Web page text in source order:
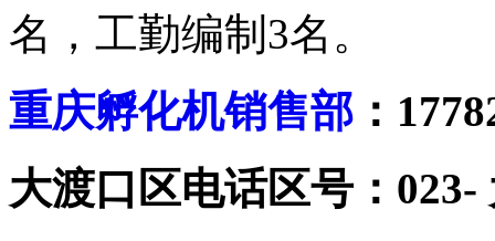
名，工勤编制3名。
重庆孵化机销售部 ：
大渡口区电话区号：